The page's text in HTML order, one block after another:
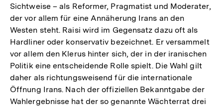
Sichtweise – als Reformer, Pragmatist und Moderater,
der vor allem für eine Annäherung Irans an den
Westen steht. Raisi wird im Gegensatz dazu oft als
Hardliner oder konservativ bezeichnet. Er versammelt
vor allem den Klerus hinter sich, der in der iranischen
Politik eine entscheidende Rolle spielt. Die Wahl gilt
daher als richtungsweisend für die internationale
Öffnung Irans. Nach der offiziellen Bekanntgabe der
Wahlergebnisse hat der so genannte Wächterrat drei